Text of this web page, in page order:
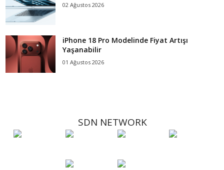
02 Ağustos 2026
iPhone 18 Pro Modelinde Fiyat Artışı
Yaşanabilir
01 Ağustos 2026
SDN NETWORK